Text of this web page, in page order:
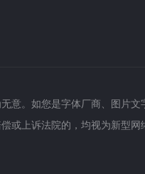
意。如您是字体厂商、图片
或上诉法院的，均视为新型